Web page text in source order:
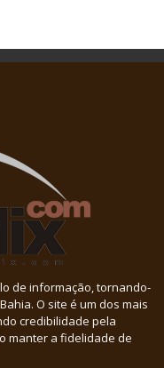
de informação, tornando-
O site é um dos mais
credibilidade pela
manter a fidelidade de